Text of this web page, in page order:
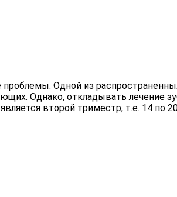
Одной из
Однако, откладывать лечение
второй триместр, т.е. 14 по